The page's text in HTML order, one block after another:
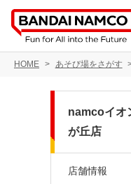
HOME あそび場をさがす
namcoイオ
が丘店
店舗情報